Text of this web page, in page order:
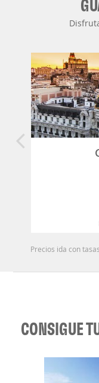
Precios ida con
CONSIGUE